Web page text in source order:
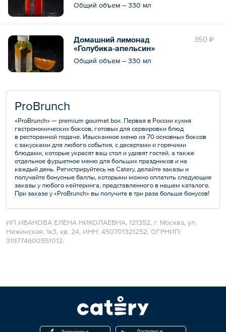
Общий объем – 330 мл
350 ₽
Домашний лимонад
«Голубика-апельсин»
Общий объем – 330 мл
ProBrunch
«ProBrunch» — premium gourmet box. Первая в России кухня
гастрономических боксов, готовых для сервировки блюд
в ресторанной подаче. Изысканное меню из 70 основных боксов
с закусками для любого события, с десертами и горячими
блюдами, которые украсят ваш стол и удивят гостей, а также
отдельное фуршетное меню для больших праздников и на
каждый день. Регистрируйтесь на Catery, делайте заказы и
получайте бонусные баллы, которыми можно оплатить следующие
заказы у любого кейтеринга, представленного в нашем каталоге.
При заказе у «ProBrunch» вы получите в три раза больше бонусов!
ИП ИВАНОВА ЕЛЕНА НИКОЛАЕВНА, 121352, г. Москва, ул.
Нежинская, 1к3, кв. 24, ИНН: 450701321252, ОГРНИП:
319774600551012.